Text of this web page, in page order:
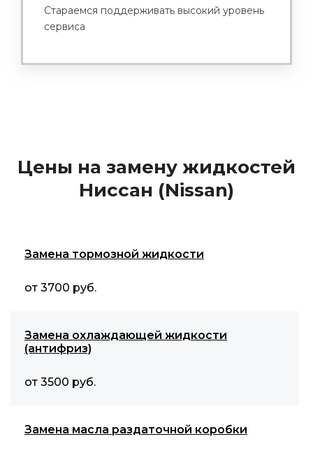
Стараемся поддерживать высокий уровень
сервиса
Цены на замену жидкостей
Ниссан (Nissan)
Замена тормозной жидкости
от 3700 руб.
Замена охлаждающей жидкости
(антифриз)
от 3500 руб.
Замена масла раздаточной коробки